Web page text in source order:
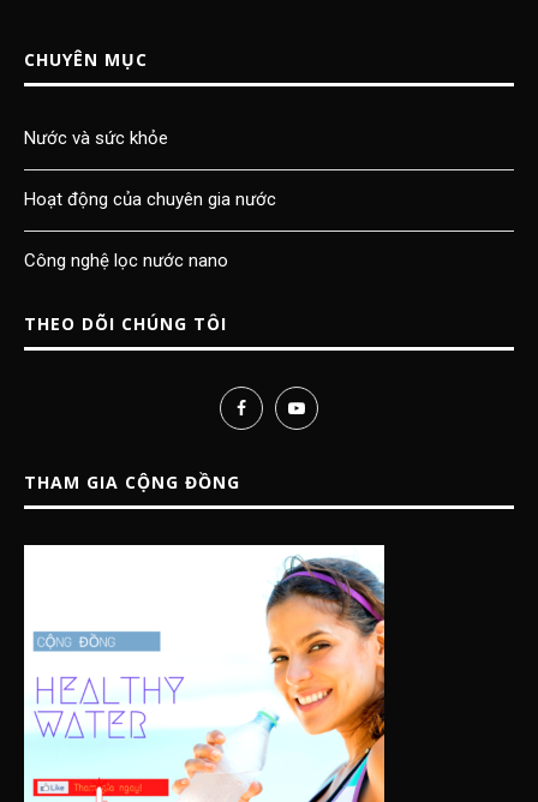
CHUYÊN MỤC
Nước và sức khỏe
Hoạt động của chuyên gia nước
Công nghệ lọc nước nano
THEO DÕI CHÚNG TÔI
THAM GIA CỘNG ĐỒNG